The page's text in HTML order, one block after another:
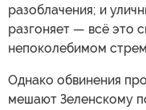
разоблачения; и
разгоняет — всё это
непоколебимом
Однако обвинения
мешают Зеленскому